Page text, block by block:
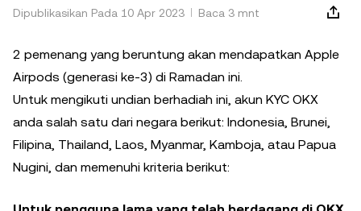
Dipublikasikan Pada 10 Apr 2023 Baca 3 mnt
2 pemenang yang beruntung akan mendapatkan Apple
Airpods (generasi ke-3) di Ramadan ini.
Untuk mengikuti undian berhadiah ini, akun KYC OKX
anda salah satu dari negara berikut: Indonesia, Brunei,
Filipina, Thailand, Laos, Myanmar, Kamboja, atau Papua
Nugini, dan memenuhi kriteria berikut: